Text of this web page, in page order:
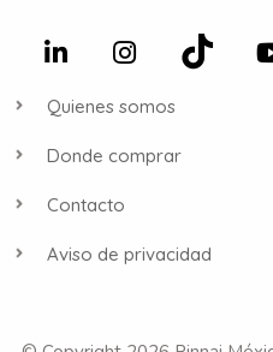
Quienes somos
Donde comprar
Contacto
Aviso de privacidad